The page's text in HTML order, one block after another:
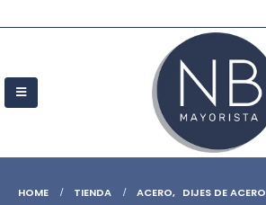
HOME TIENDA ACERO, DIJES DE ACERO